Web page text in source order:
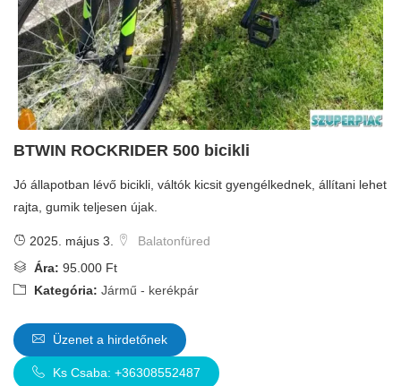
BTWIN ROCKRIDER 500 bicikli
Jó állapotban lévő bicikli, váltók kicsit gyengélkednek, állítani lehet
rajta, gumik teljesen újak.
2025. május 3.
Balatonfüred
Ára: 95.000 Ft
Kategória: Jármű - kerékpár
Üzenet a hirdetőnek
Ks Csaba: +36308552487